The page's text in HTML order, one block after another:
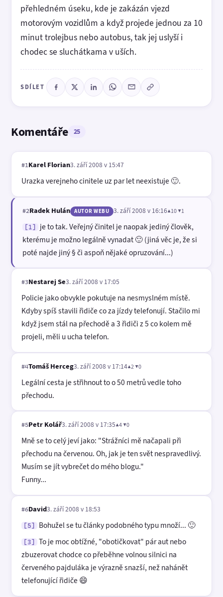
přehledném úseku, kde je zakázán vjezd
motorovým vozidlům a když projede jednou za 10
minut trolejbus nebo autobus, tak jej uslyší i
chodec se sluchátkama v uších.
SDÍLET
Komentáře 25
#1Karel Florian3. září 2008 v 15:47
Urazka verejneho cinitele uz par let neexistuje 🙂.
#2Radek Hulán AUTOR WEBU 3. září 2008 v 16:16▲10 ▼1
[1]
je to tak. Veřejný činitel je naopak jediný člověk,
kterému je možno legálně vynadat 🙂 (jiná věc je, že si
poté najde jiný § či aspoň nějaké opruzování...)
#3Nestarej Se3. září 2008 v 17:05
Policie jako obvykle pokutuje na nesmyslném místě.
Kdyby spíš stavili řidiče co za jízdy telefonují. Stačilo mi
když jsem stál na přechodě a 3 řidiči z 5 co kolem mě
projeli, měli u ucha telefon.
#4Tomáš Herceg3. září 2008 v 17:14▲2 ▼0
Legální cesta je střihnout to o 50 metrů vedle toho
přechodu.
#5Petr Kolář3. září 2008 v 17:35▲4 ▼0
Mně se to celý jeví jako: "Strážníci mě načapali při
přechodu na červenou. Oh, jak je ten svět nespravedlivý.
Musím se jít vybrečet do mého blogu."
Funny...
#6David3. září 2008 v 18:53
[5] Bohužel se tu články podobného typu množí... 🙂
[3]
To je moc obtížné, "obotičkovat" pár aut nebo
zbuzerovat chodce co přeběhne volnou silnici na
červeného pajduláka je výrazně snazší, než nahánět
telefonující řidiče 😄